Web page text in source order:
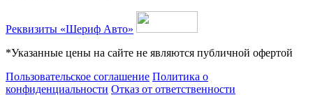
Реквизиты «Шериф Авто»
*Указанные цены на сайте не являются публичной офертой
Пользовательское соглашение Политика о
конфиденциальности Отказ от ответственности